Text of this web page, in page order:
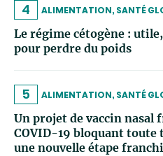
4 ALIMENTATION, SANTÉ
Le régime cétogène :
pour perdre du poids
5 ALIMENTATION, SANTÉ
Un projet de vaccin nasal
COVID-19 bloquant
une nouvelle étape